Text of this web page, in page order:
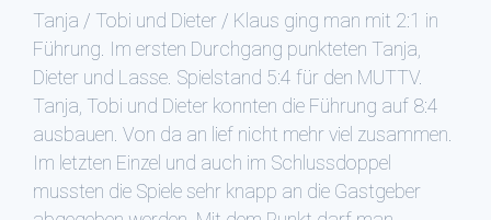
Tanja / Tobi und Dieter / Klaus ging man mit 2:1 in
Führung. Im ersten Durchgang punkteten Tanja,
Dieter und Lasse. Spielstand 5:4 für den MUTTV.
Tanja, Tobi und Dieter konnten die Führung auf 8:4
ausbauen. Von da an lief nicht mehr viel zusammen.
Im letzten Einzel und auch im Schlussdoppel
mussten die Spiele sehr knapp an die Gastgeber